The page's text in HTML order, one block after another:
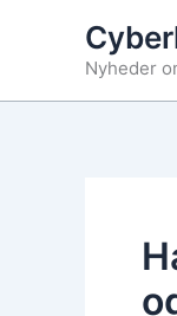
Nyheder